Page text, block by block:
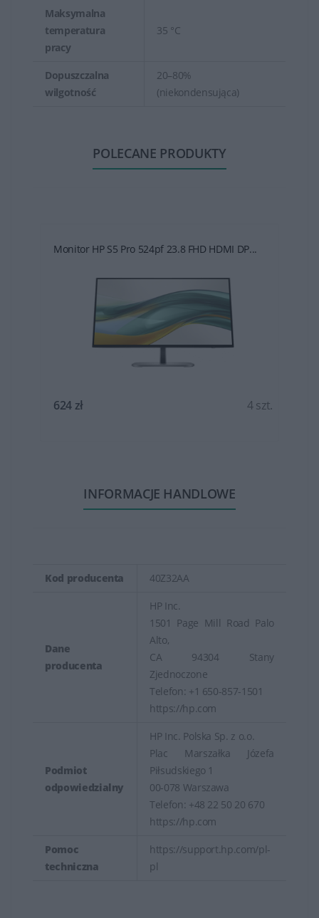
Maksymalna
temperatura
pracy
35 °C
Dopuszczalna
wilgotność
20–80%
(niekondensująca)
POLECANE PRODUKTY
Monitor HP S5 Pro 524pf 23.8 FHD HDMI DP...
624 zł 4 szt.
INFORMACJE HANDLOWE
Kod producenta 40Z32AA
Dane
producenta
HP Inc.
1501 Page Mill Road Palo
Alto,
CA 94304 Stany
Zjednoczone
Telefon: +1 650-857-1501
https://hp.com
Podmiot
odpowiedzialny
HP Inc. Polska Sp. z o.o.
Plac Marszałka Józefa
Piłsudskiego 1
00-078 Warszawa
Telefon: +48 22 50 20 670
https://hp.com
Pomoc
techniczna
https://support.hp.com/pl-
pl